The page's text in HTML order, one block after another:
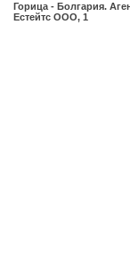
Горица - Болгария.
Естейтс ООО, 1